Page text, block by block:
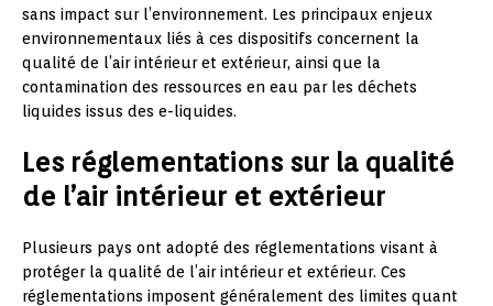
sans impact sur l’environnement. Les principaux enjeux
environnementaux liés à ces dispositifs concernent la
qualité de l’air intérieur et extérieur, ainsi que la
contamination des ressources en eau par les déchets
liquides issus des e-liquides.
Les réglementations sur la qualité
de l’air intérieur et extérieur
Plusieurs pays ont adopté des réglementations visant à
protéger la qualité de l’air intérieur et extérieur. Ces
réglementations imposent généralement des limites quant